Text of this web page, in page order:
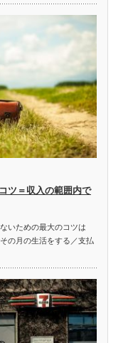
ツ＝収入の範囲内で
いための最大のコツは
の月の生活をする／支払